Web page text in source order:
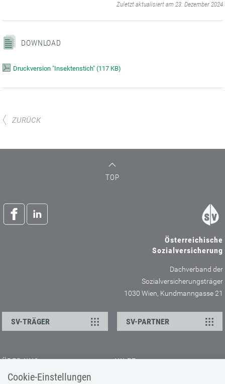
Cookie-Einstellungen
Zuletzt aktualisiert am 23. Dezember 2024
DOWNLOAD
Druckversion "Insektenstich" (117 KB)
ZURÜCK
TOP
Österreichische
Sozialversicherung
Dachverband der
Sozialversicherungsträger
1030 Wien, Kundmanngasse 21
SV-TRÄGER SV-PARTNER
ÜBER UNS
Kontakt
HILFE